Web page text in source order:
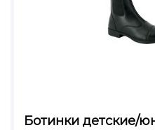
Ботинки детские/